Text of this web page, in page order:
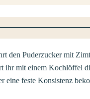
den Puderzucker mit
ihr mit einem Kochlöffel
eine feste Konsistenz